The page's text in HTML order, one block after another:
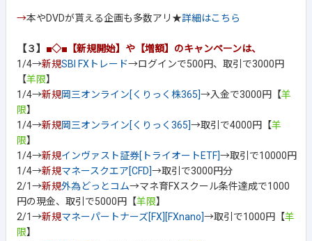
→本やDVDが貰える企画も多数アリ★詳細はこちら
【３】 ■◇■【新規開始】や【増額】のキャンペーンは、
1/4→新規SBI FXトレード→ログインで500円、取引で3000円
【羊限】
1/4→新規岡三オンライン[くりっく株365]→入金で3000円【羊
限】
1/4→新規岡三オンライン[くりっく365]→取引で4000円【羊
限】
1/4→新規インヴァスト証券[トライオートETF]→取引で10000円
1/4→新規マネースクエア[CFD]→取引で3000円分
2/1→新規外為どっとコム→マネ育FXスクール条件達成で1000
円の現金、取引で5000円【羊限】
2/1→新規マネーパートナーズ[FX][FXnano]→取引で1000円【羊
限】